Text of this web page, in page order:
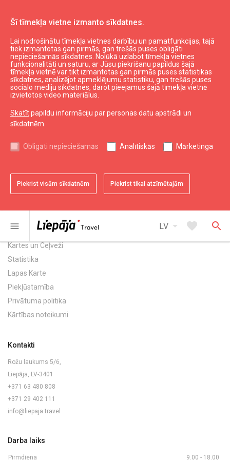
Šī tīmekļa vietne izmanto sīkdatnes.
Lai nodrošinātu tīmekļa vietnes darbību un pamatfunkcijas, tajā
tiek izmantotas gan pirmās, gan trešās puses obligāti
nepieciešamās sīkdatnes. Nolūkā uzlabot tīmekļa vietnes
funkcionalitāti un saturu, ar Jūsu piekrišanu papildus šajā
tīmekļa vietnē var tikt izmantotas gan pirmās puses statistikas
sīkdatnes, analizējot apmeklējumu statistiku, gan trešās puses
sociālo mediju sīkdatnes, darot pieejamus šajā tīmekļa vietnē
izvietotos video materiālus.
Skatītpapildu informāciju par personas datu apstrādi un
sīkdatnēm.
Obligāti nepieciešamās Analītiskās Mārketinga
Piekrist visām sīkdatnēm Piekrist tikai atzīmētajām
menu LV arrow_drop_down favorite search
Aktuāli Jaunumi
Uz augšu expand_less
Informācija
Liepājas kultūra
Liepājas sports
Kurzemes tūrisms
Noderīgi
Kartes un Ceļveži
Statistika
Lapas Karte
Piekļūstamība
Privātuma politika
Kārtības noteikumi
Kontakti
Rožu laukums 5/6,
Liepāja, LV-3401
+371 63 480 808
+371 29 402 111
info@liepaja.travel
Darba laiks
Pirmdiena 9.00 - 18.00